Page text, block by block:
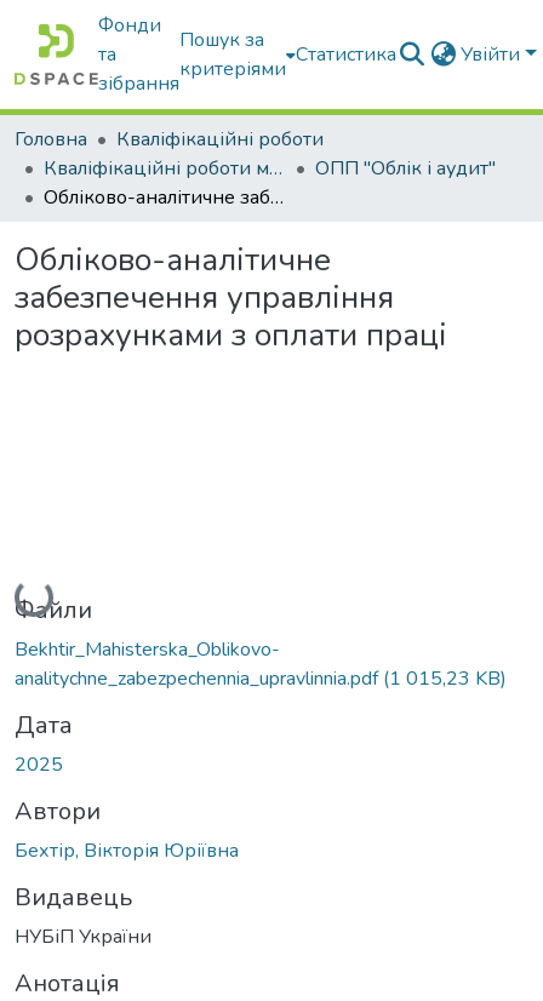
Фонди
та
зібрання
Пошук за
критеріями
Статистика Увійти
Головна
Кваліфікаційні роботи
Кваліфікаційні роботи магістрів
ОПП "Облік і аудит"
Обліково-аналітичне забезпечення управління розрахунками з оплати праці
Обліково-аналітичне
забезпечення управління
розрахунками з оплати праці
Вантажиться...
Файли
Bekhtir_Mahisterska_Oblikovo-
analitychne_zabezpechennia_upravlinnia.pdf(1 015,23 KB)
Дата
2025
Автори
Бехтір, Вікторія Юріївна
Видавець
НУБіП України
Анотація